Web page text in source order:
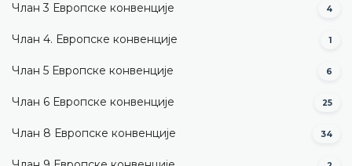
Члан 3 Европске конвенције 4
Члан 4. Европске конвенције 1
Члан 5 Европске конвенције 6
Члан 6 Европске конвенције 25
Члан 8 Европске конвенције 34